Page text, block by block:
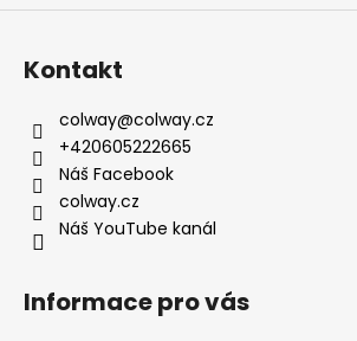
D
o
p
o
r
u
č
Kontakt
colway@colway.cz
+420605222665
Náš Facebook
colway.cz
Náš YouTube kanál
Informace pro vás